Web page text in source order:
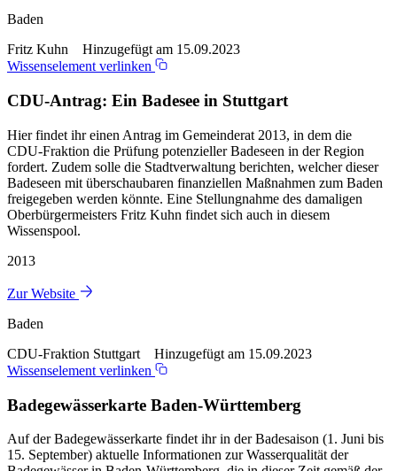
Baden
Fritz Kuhn Hinzugefügt am 15.09.2023
Wissenselement verlinken
CDU-Antrag: Ein Badesee in Stuttgart
Hier findet ihr einen Antrag im Gemeinderat 2013, in dem die
CDU-Fraktion die Prüfung potenzieller Badeseen in der Region
fordert. Zudem solle die Stadtverwaltung berichten, welcher dieser
Badeseen mit überschaubaren finanziellen Maßnahmen zum Baden
freigegeben werden könnte. Eine Stellungnahme des damaligen
Oberbürgermeisters Fritz Kuhn findet sich auch in diesem
Wissenspool.
2013
Zur Website
Baden
CDU-Fraktion Stuttgart Hinzugefügt am 15.09.2023
Wissenselement verlinken
Badegewässerkarte Baden-Württemberg
Auf der Badegewässerkarte findet ihr in der Badesaison (1. Juni bis
15. September) aktuelle Informationen zur Wasserqualität der